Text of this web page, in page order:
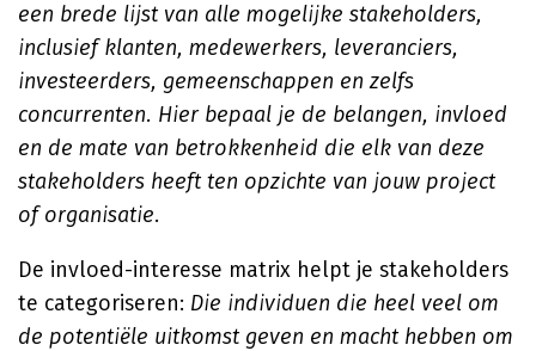
een brede lijst van alle mogelijke stakeholders,
inclusief klanten, medewerkers, leveranciers,
investeerders, gemeenschappen en zelfs
concurrenten. Hier bepaal je de belangen, invloed
en de mate van betrokkenheid die elk van deze
stakeholders heeft ten opzichte van jouw project
of organisatie.
De invloed-interesse matrix helpt je stakeholders
te categoriseren: Die individuen die heel veel om
de potentiële uitkomst geven en macht hebben om